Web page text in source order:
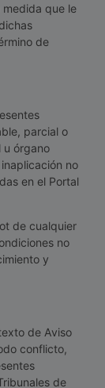
que le
de
parcial o
u órgano
no
en el Portal
de cualquier
no
y
de Aviso
conflicto,
de